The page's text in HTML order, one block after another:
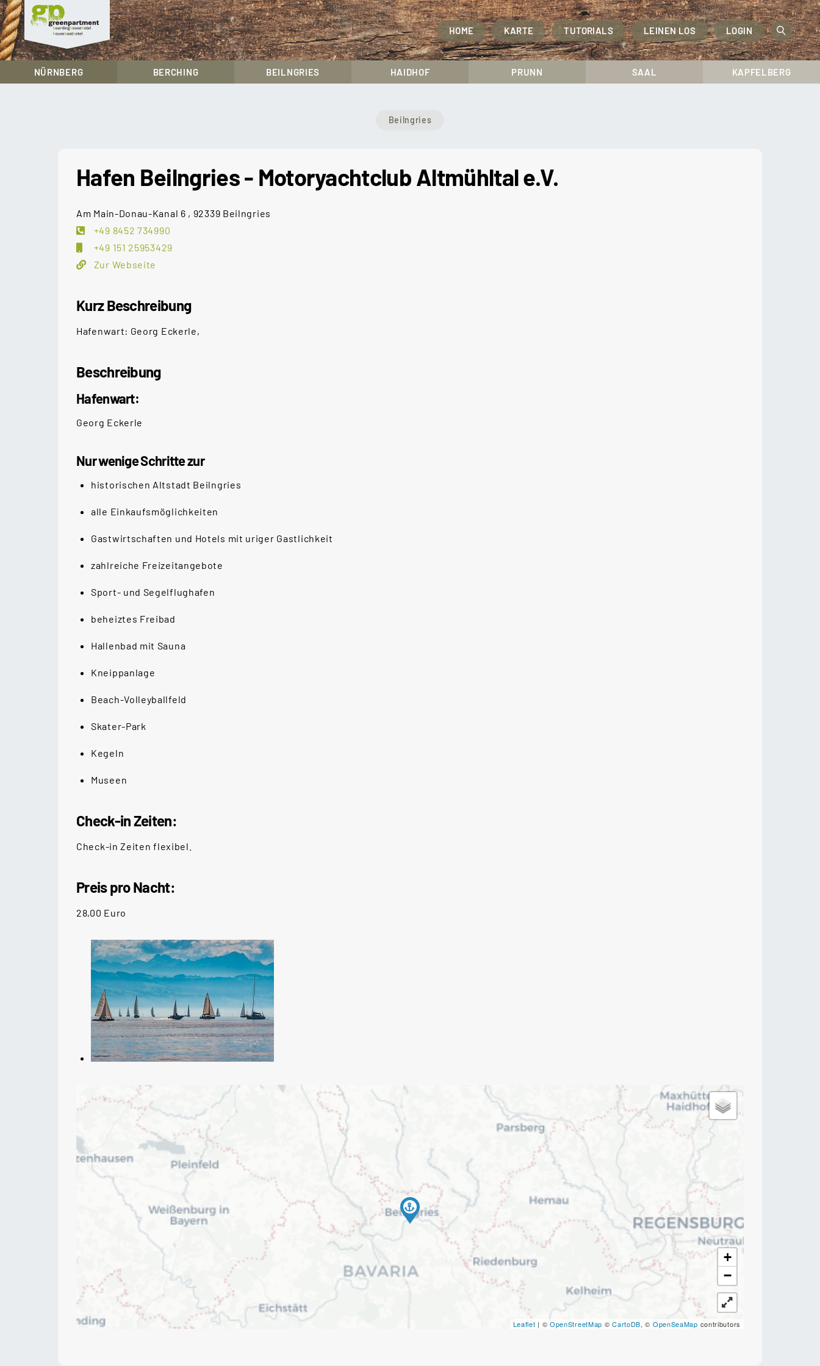
greenpartment
houseboathotels
HOME KARTE TUTORIALS LEINEN LOS LOGIN
OPEN
NÜRNBERG BERCHING BEILNGRIES HAIDHOF PRUNN SAAL KAPFELBERG
Beilngries
Hafen Beilngries - Motoryachtclub Altmühltal e.V.
Am Main-Donau-Kanal 6 , 92339 Beilngries
+49 8452 734990
+49 151 25953429
Zur Webseite
Kurz Beschreibung
Hafenwart: Georg Eckerle,
Beschreibung
Hafenwart:
Georg Eckerle
Nur wenige Schritte zur
historischen Altstadt Beilngries
alle Einkaufsmöglichkeiten
Gastwirtschaften und Hotels mit uriger Gastlichkeit
zahlreiche Freizeitangebote
Sport- und Segelflughafen
beheiztes Freibad
Hallenbad mit Sauna
Kneippanlage
Beach-Volleyballfeld
Skater-Park
Kegeln
Museen
Check-in Zeiten:
Check-in Zeiten flexibel.
Preis pro Nacht:
28,00 Euro
+
−
Leaflet | © OpenStreetMap ©CartoDB, © OpenSeaMap contributors